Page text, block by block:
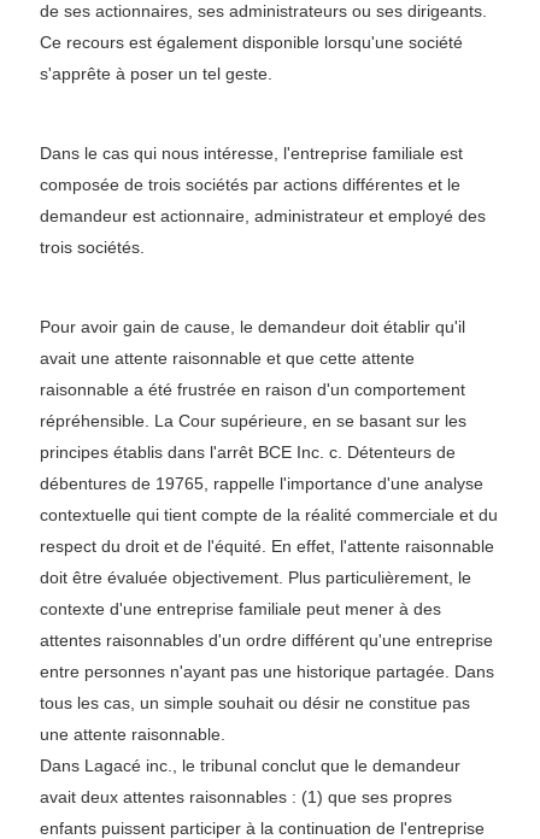
de ses actionnaires, ses administrateurs ou ses dirigeants.
Ce recours est également disponible lorsqu'une société
s'apprête à poser un tel geste.
Dans le cas qui nous intéresse, l'entreprise familiale est
composée de trois sociétés par actions différentes et le
demandeur est actionnaire, administrateur et employé des
trois sociétés.
Pour avoir gain de cause, le demandeur doit établir qu'il
avait une attente raisonnable et que cette attente
raisonnable a été frustrée en raison d'un comportement
répréhensible. La Cour supérieure, en se basant sur les
principes établis dans l'arrêt BCE Inc. c. Détenteurs de
débentures de 19765, rappelle l'importance d'une analyse
contextuelle qui tient compte de la réalité commerciale et du
respect du droit et de l'équité. En effet, l'attente raisonnable
doit être évaluée objectivement. Plus particulièrement, le
contexte d'une entreprise familiale peut mener à des
attentes raisonnables d'un ordre différent qu'une entreprise
entre personnes n'ayant pas une historique partagée. Dans
tous les cas, un simple souhait ou désir ne constitue pas
une attente raisonnable.
Dans Lagacé inc., le tribunal conclut que le demandeur
avait deux attentes raisonnables : (1) que ses propres
enfants puissent participer à la continuation de l'entreprise